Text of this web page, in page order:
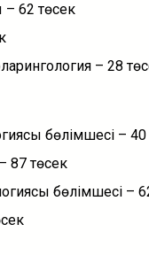
– 62 төсек
– 28
бөлімшесі – 40
87 төсек
бөлімшесі –